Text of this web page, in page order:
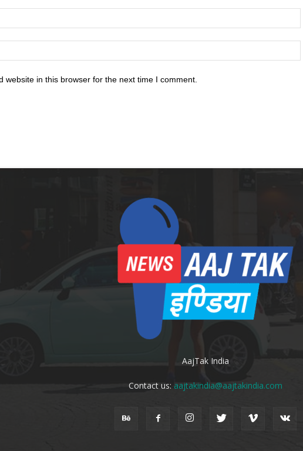
website in this browser for the next time I comment.
AajTak India
Contact us: aajtakindia@aajtakindia.com